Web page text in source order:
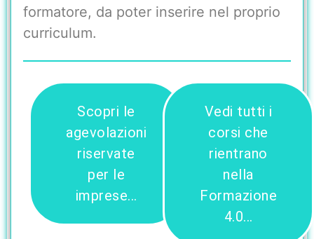
formatore, da poter inserire nel proprio
curriculum.
Scopri le
agevolazioni
riservate
per le
imprese...
Vedi tutti i
corsi che
rientrano
nella
Formazione
4.0...